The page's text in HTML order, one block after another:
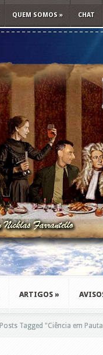
QUEM SOMOS » CHAT
ARTIGOS »
Posts Tagged "Ciência em